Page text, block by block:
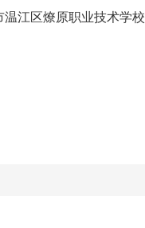
江区燎原职业技术学校